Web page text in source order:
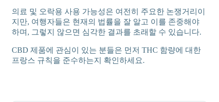
의료 및 오락용 사용 가능성은 여전히 주요한 논쟁거리이
지만, 여행자들은 현재의 법률을 잘 알고 이를 존중해야
하며, 그렇지 않으면 심각한 결과를 초래할 수 있습니다.
CBD 제품에 관심이 있는 분들은 먼저 THC 함량에 대한
프랑스 규칙을 준수하는지 확인하세요.